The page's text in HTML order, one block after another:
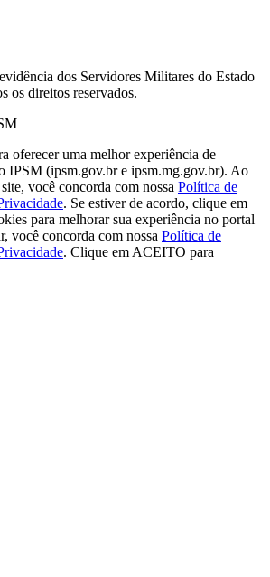
dos Servidores Militares do Estado
os direitos reservados.
oferecer uma melhor experiência de
IPSM (ipsm.gov.br e ipsm.mg.gov.br). Ao
você concorda com nossa Política de
. Se estiver de acordo, clique em
para melhorar sua experiência no portal
você concorda com nossa Política de
. Clique em ACEITO para